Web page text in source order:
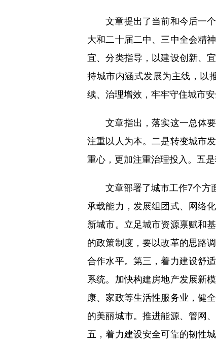
文章提出了当前和今后一个
大和二十届二中、三中全会精
宜、分类指导，以建设创新、
持城市内涵式发展为主线，以
续、治理增效，牢牢守住城市
文章指出，落实这一总体要
注重以人为本。二是转变城市
重心，更加注重治理投入。五
文章部署了城市工作7个方面
承载能力，发展组团式、网络
新城市。立足城市资源禀赋和
的政策制度，要以改革的思路
合作水平。第三，着力建设舒
系统。加快构建房地产发展新
康、家政等生活性服务业，健
的美丽城市。推进能源、管网
五，着力建设安全可靠的韧性